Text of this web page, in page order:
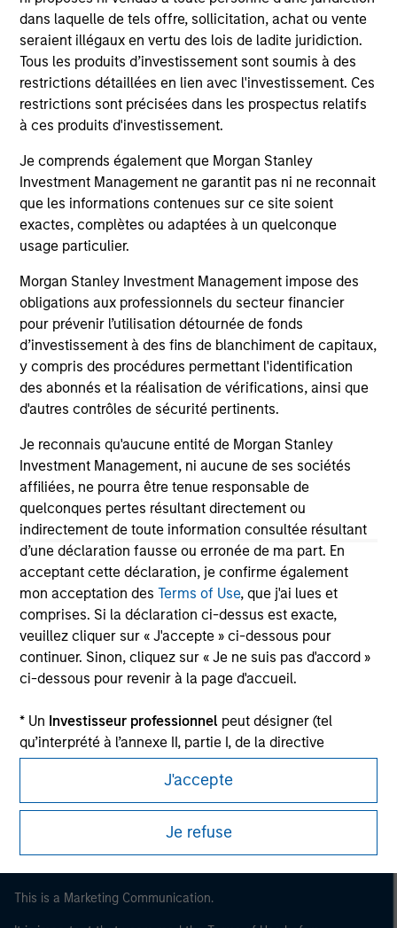
dans laquelle de tels offre, sollicitation, achat ou vente
seraient illégaux en vertu des lois de ladite juridiction.
Tous les produits d’investissement sont soumis à des
restrictions détaillées en lien avec l'investissement. Ces
restrictions sont précisées dans les prospectus relatifs
à ces produits d'investissement.
Je comprends également que Morgan Stanley
Investment Management ne garantit pas ni ne reconnait
que les informations contenues sur ce site soient
exactes, complètes ou adaptées à un quelconque
usage particulier.
Morgan Stanley Investment Management impose des
obligations aux professionnels du secteur financier
pour prévenir l’utilisation détournée de fonds
d’investissement à des fins de blanchiment de capitaux,
y compris des procédures permettant l'identification
des abonnés et la réalisation de vérifications, ainsi que
d'autres contrôles de sécurité pertinents.
Je reconnais qu'aucune entité de Morgan Stanley
Investment Management, ni aucune de ses sociétés
affiliées, ne pourra être tenue responsable de
quelconques pertes résultant directement ou
indirectement de toute information consultée résultant
d’une déclaration fausse ou erronée de ma part. En
acceptant cette déclaration, je confirme également
mon acceptation desTerms of Use, que j'ai lues et
comprises. Si la déclaration ci-dessus est exacte,
veuillez cliquer sur « J'accepte » ci-dessous pour
continuer. Sinon, cliquez sur « Je ne suis pas d'accord »
ci-dessous pour revenir à la page d'accueil.
* Un Investisseur professionnel peut désigner (tel
qu’interprété à l’annexe II, partie I, de la directive
2014/65/UE (« MiFID »)) : (a) un établissement de crédit,
une société d'investissement, une institution financière
autorisée et réglementée, une compagnie d'assurance,
un organisme de placement collectif ou la société de
société de gestion de ce fonds, une société de
négociation de matières premières ou d’instruments
J'accepte
Je refuse
today announced an investment in Greenlight
Electricity Centre, a 932-megawatt gas-fired
combined cycle power generation project in
Sturgeon County, Alberta.
06-JUL-2026
May not represent all Team Members.
The information on this page is for informational
purposes only. The information contained herein does
not constitute and should not be construed as an
offering of advisory services or an offer to sell or a
solicitation of an offer to buy any securities in any
jurisdiction in which such offer or solicitation,
purchase or sale would be unlawful under the
securities, insurance or other laws of such jurisdiction.
All investing involves risks, including a loss of principal.
Please refer to the strategy detail page for important
information on the strategy, including additional risk
considerations.
Morgan Stanley
Morgan Stanley Careers
This is a Marketing Communication.